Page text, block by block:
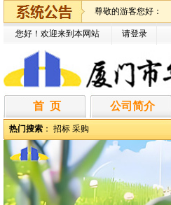
尊敬的游客您好：
您好！欢迎来到本网站 请登录
首 页 公司简介
热门搜索 ： 招标 采购